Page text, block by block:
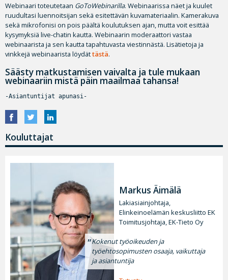
Webinaari toteutetaan GoToWebinarilla. Webinaarissa näet ja kuulet
ruudultasi luennoitsijan sekä esitettävän kuvamateriaalin. Kamerakuva
sekä mikrofonisi on pois päältä koulutuksen ajan, mutta voit esittää
kysymyksiä live-chatin kautta. Webinaarin moderaattori vastaa
webinaarista ja sen kautta tapahtuvasta viestinnästä. Lisätietoja ja
vinkkejä webinaarista löydättästä.
Säästy matkustamisen vaivalta ja tule mukaan
webinaariin mistä päin maailmaa tahansa!
-Asiantuntijat apunasi-
Kouluttajat
Markus Äimälä
Lakiasiainjohtaja,
Elinkeinoelämän keskusliitto EK
Toimitusjohtaja, EK-Tieto Oy
Kokenut työoikeuden ja
työehtosopimusten osaaja, vaikuttaja
ja asiantuntija